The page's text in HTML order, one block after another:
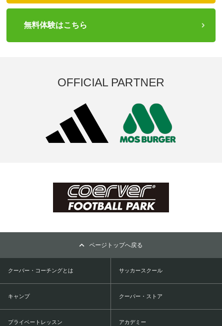
無料体験はこちら
OFFICIAL PARTNER
ページトップへ戻る
クーバー・コーチングとは サッカースクール
キャンプ クーバー・ストア
プライベートレッスン アカデミー